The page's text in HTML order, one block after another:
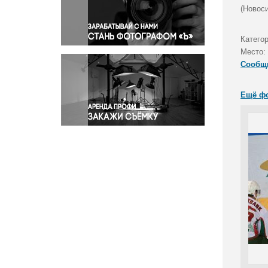
Правосудие
Происшествия и конфликты
Религия
Светская жизнь
Спорт
Экология
Экономика и бизнес
Место:
Ещё